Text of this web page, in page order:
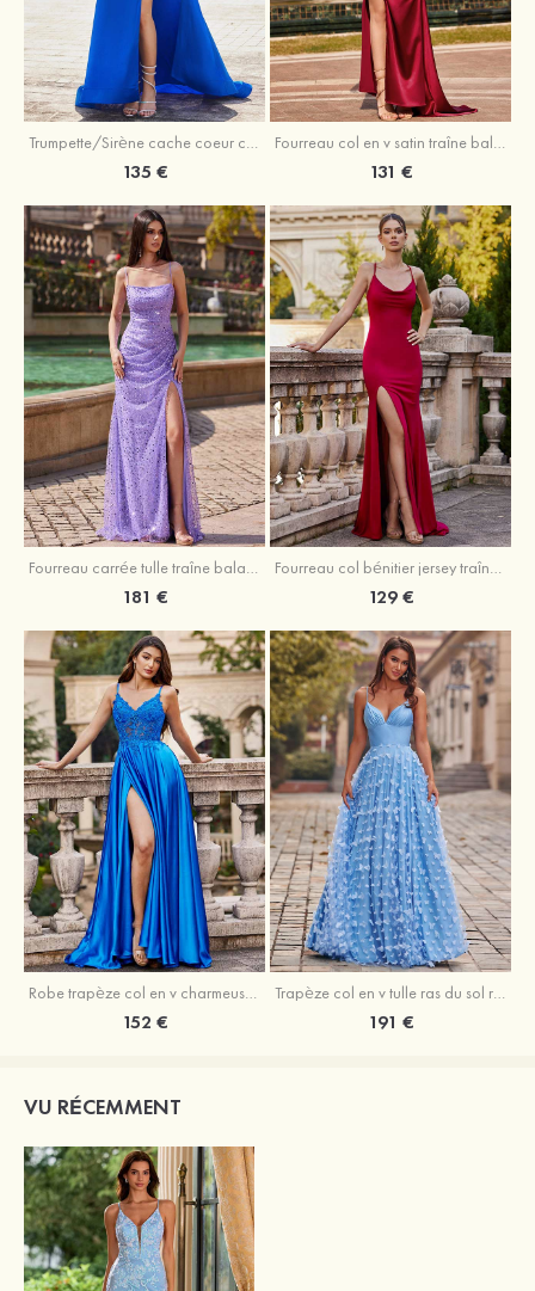
135 € 131 €
Fourreau carrée tulle traîne balayage robe de bal
181 €
Fourreau col bénitier jersey traîne balayage robe de bal
129 €
Robe trapèze col en v charmeuse traîne balayage robe de bal
152 €
Trapèze col en v tulle ras du sol robe de bal avec papillon
191 €
VU RÉCEMMENT